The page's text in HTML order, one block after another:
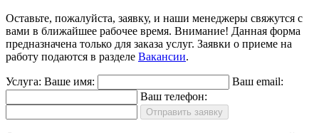
Оставьте, пожалуйста, заявку, и наши менеджеры свяжутся с
вами в ближайшее рабочее время. Внимание! Данная форма
предназначена только для заказа услуг. Заявки о приеме на
работу подаются в разделе Вакансии.
Услуга: Ваше имя:
Ваш email:
Ваш телефон:
Отправить заявку